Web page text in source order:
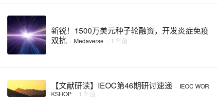
新锐！1500万美元种子轮融资，开发炎症免疫
双抗 · Medaverse · 1 年前
【文献研读】IEOC第46期研讨速递 · IEOC WOR
KSHOP · 1 年前